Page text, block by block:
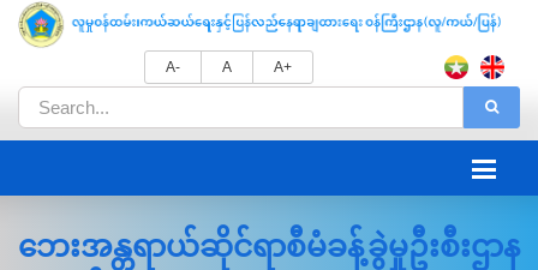
A- A A+
ဘေးအန္တရာယ်ဆိုင်ရာစီမံခန့်ခွဲမှုဦးစီးဌာန